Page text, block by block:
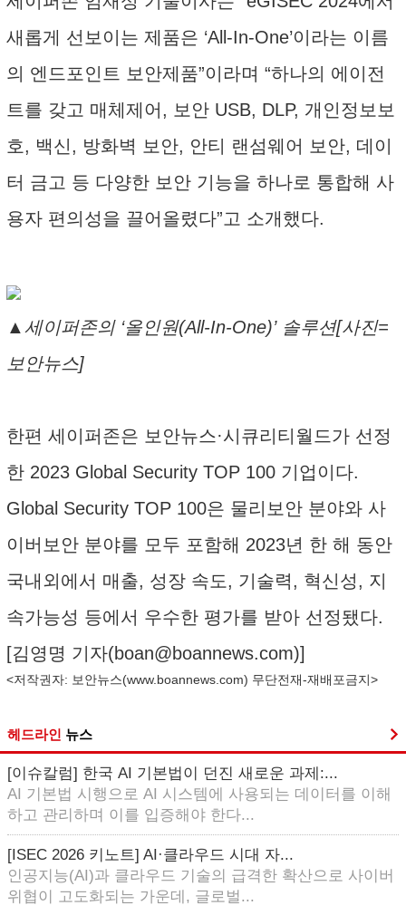
새롭게 선보이는 제품은 ‘All-In-One’이라는 이름
의 엔드포인트 보안제품”이라며 “하나의 에이전
트를 갖고 매체제어, 보안 USB, DLP, 개인정보보
호, 백신, 방화벽 보안, 안티 랜섬웨어 보안, 데이
터 금고 등 다양한 보안 기능을 하나로 통합해 사
용자 편의성을 끌어올렸다”고 소개했다.
▲세이퍼존의 ‘올인원(All-In-One)’ 솔루션[사진=
보안뉴스]
한편 세이퍼존은 보안뉴스·시큐리티월드가 선정
한 2023 Global Security TOP 100 기업이다.
Global Security TOP 100은 물리보안 분야와 사
이버보안 분야를 모두 포함해 2023년 한 해 동안
국내외에서 매출, 성장 속도, 기술력, 혁신성, 지
속가능성 등에서 우수한 평가를 받아 선정됐다.
[김영명 기자(boan@boannews.com)]
<저작권자: 보안뉴스(www.boannews.com) 무단전재-재배포금지>
헤드라인 뉴스
[이슈칼럼] 한국 AI 기본법이 던진 새로운 과제:...
AI 기본법 시행으로 AI 시스템에 사용되는 데이터를 이해
하고 관리하며 이를 입증해야 한다...
[ISEC 2026 키노트] AI·클라우드 시대 자...
인공지능(AI)과 클라우드 기술의 급격한 확산으로 사이버
위협이 고도화되는 가운데, 글로벌...